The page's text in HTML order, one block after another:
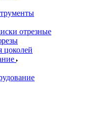
отрезные